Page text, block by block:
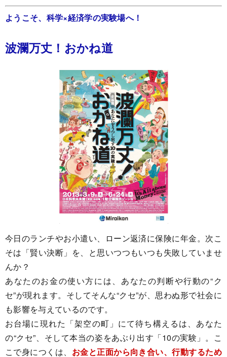
ようこそ、科学×経済学の実験場へ！
波瀾万丈！おかね道
今日のランチやお小遣い、ローン返済に保険に年金。次こ
そは「賢い決断」を、と思いつつもいつも失敗していませ
んか？
あなたのお金の使い方には、あなたの判断や行動の“ク
セ”が現れます。そしてそんな“クセ”が、思わぬ形で社会に
も影響を与えているのです。
お台場に現れた「架空の町」にて待ち構えるは、あなた
の“クセ”、そして本当の姿をあぶり出す「10の実験」。こ
こで身につくは、 お金と正面から向き合い、行動するため